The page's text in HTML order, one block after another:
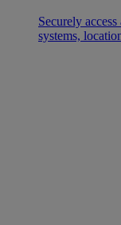
Securely
systems,